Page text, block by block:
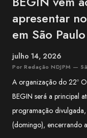
apresentar
em São Paulo
julho 14, 2026
Por Redação NDJPM —
A organização do 22º
BEGIN será a principal
programação
(domingo), encerrando